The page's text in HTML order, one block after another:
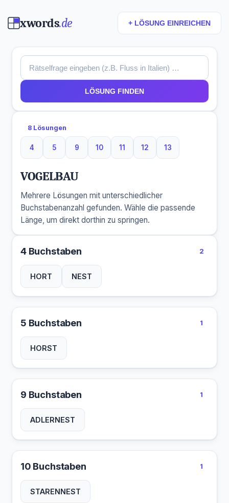
xwords.de + LÖSUNG EINREICHEN
LÖSUNG FINDEN
8 Lösungen
4
4 Buchstaben
5
5 Buchstaben
9
9 Buchstaben
10
10 Buchstaben
11
11 Buchstaben
12
12 Buchstaben
13
13 Buchstaben
VOGELBAU
Mehrere Lösungen mit unterschiedlicher
Buchstabenanzahl gefunden. Wähle die passende
Länge, um direkt dorthin zu springen.
4 Buchstaben 2
HORT NEST
5 Buchstaben 1
HORST
9 Buchstaben 1
ADLERNEST
10 Buchstaben 1
STARENNEST